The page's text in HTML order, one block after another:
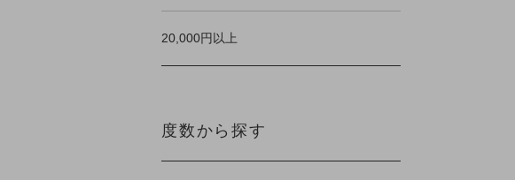
20,000円以上
度数から探す